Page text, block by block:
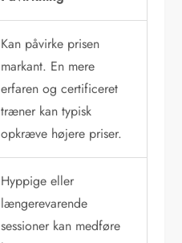
Kan påvirke prisen
markant. En mere
erfaren og certificeret
træner kan typisk
opkræve højere priser.
Hyppige eller
længerevarende
sessioner kan medføre